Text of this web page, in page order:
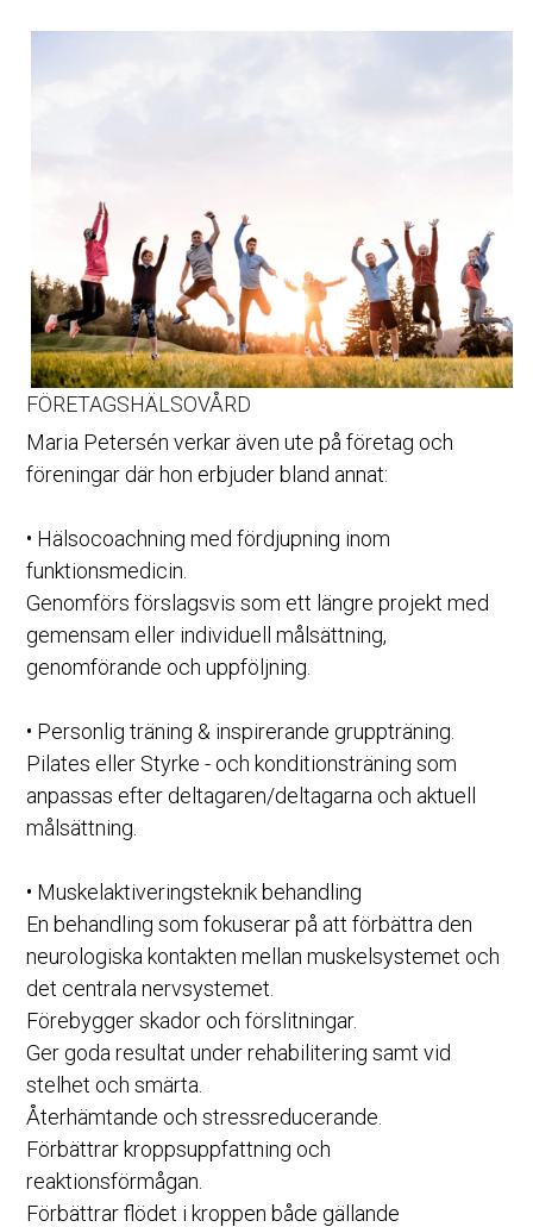
FÖRETAGSHÄLSOVÅRD
Maria Petersén verkar även ute på företag och
föreningar där hon erbjuder bland annat:
• Hälsocoachning med fördjupning inom
funktionsmedicin.
Genomförs förslagsvis som ett längre projekt med
gemensam eller individuell målsättning,
genomförande och uppföljning.
• Personlig träning & inspirerande gruppträning.
Pilates eller Styrke - och konditionsträning som
anpassas efter deltagaren/deltagarna och aktuell
målsättning.
• Muskelaktiveringsteknik behandling
En behandling som fokuserar på att förbättra den
neurologiska kontakten mellan muskelsystemet och
det centrala nervsystemet.
Förebygger skador och förslitningar.
Ger goda resultat under rehabilitering samt vid
stelhet och smärta.
Återhämtande och stressreducerande.
Förbättrar kroppsuppfattning och
reaktionsförmågan.
Förbättrar flödet i kroppen både gällande